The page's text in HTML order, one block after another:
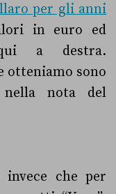
per gli anni
in euro ed
a destra.
otteniamo sono
nota del
che per